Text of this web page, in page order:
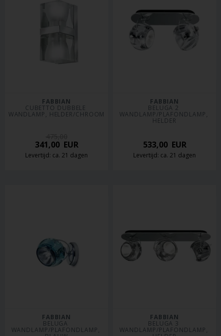
FABBIAN
CUBETTO DUBBELE
WANDLAMP, HELDER/CHROOM
341,00EUR
Levertijd: ca. 21 dagen
FABBIAN
BELUGA 2
WANDLAMP/PLAFONDLAMP,
HELDER
533,00EUR
Levertijd: ca. 21 dagen
FABBIAN
BELUGA
WANDLAMP/PLAFONDLAMP,
FABBIAN
BELUGA 3
WANDLAMP/PLAFONDLAMP,